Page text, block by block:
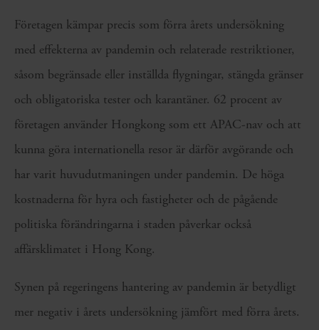
Företagen kämpar precis som förra årets undersökning
med effekterna av pandemin och relaterade restriktioner,
såsom begränsade eller inställda flygningar, stängda gränser
och obligatoriska tester och karantäner. 62 procent av
företagen använder Hongkong som ett APAC-nav och att
kunna göra internationella resor är därför avgörande och
har varit huvudutmaningen under pandemin. De höga
kostnaderna för hyra och fastigheter och de pågående
politiska förändringarna i staden påverkar också
affärsklimatet i Hong Kong.
Synen på regeringens hantering av pandemin är betydligt
mer negativ i årets undersökning jämfört med förra årets.